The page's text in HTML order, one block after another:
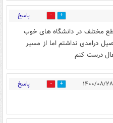
5 پاسخ
سال 87 تا 96 در مقاطع مختلف در دانشگاه های خوب
درامدی نداشتم اما از مسیر
درست کنم
6 پاسخ